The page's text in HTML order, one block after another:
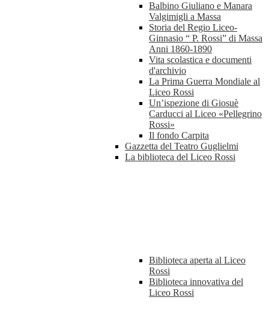
Balbino Giuliano e Manara
Valgimigli a Massa
Storia del Regio Liceo-
Ginnasio “ P. Rossi” di Massa
Anni 1860-1890
Vita scolastica e documenti
d'archivio
La Prima Guerra Mondiale al
Liceo Rossi
Un’ispezione di Giosuè
Carducci al Liceo «Pellegrino
Rossi»
Il fondo Carpita
Gazzetta del Teatro Guglielmi
La biblioteca del Liceo Rossi
Biblioteca aperta al Liceo
Rossi
Biblioteca innovativa del
Liceo Rossi